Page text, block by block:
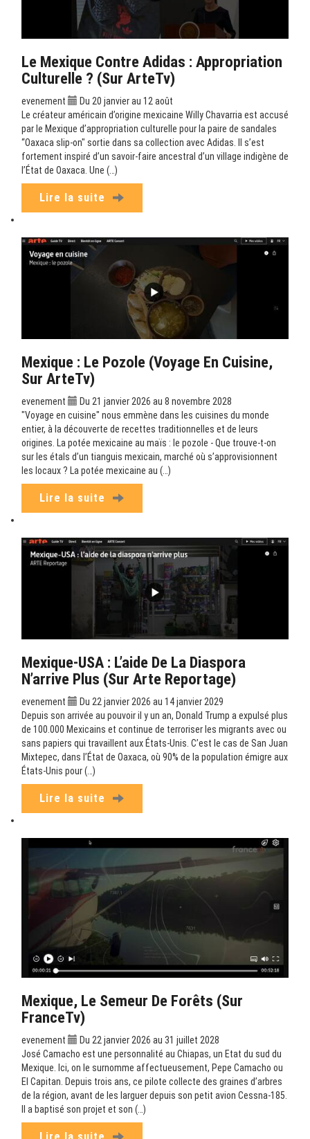
Le Mexique Contre Adidas : Appropriation
Culturelle ? (sur ArteTv)
evenement
Du 20 janvier au 12 août
Le créateur américain d’origine mexicaine Willy Chavarria est accusé
par le Mexique d’appropriation culturelle pour la paire de sandales
“Oaxaca slip-on" sortie dans sa collection avec Adidas. Il s’est
fortement inspiré d’un savoir-faire ancestral d’un village indigène de
l’État de Oaxaca. Une (…)
Lire la suite
Mexique : Le Pozole (Voyage En Cuisine,
Sur ArteTv)
evenement
Du 21 janvier 2026 au 8 novembre 2028
"Voyage en cuisine" nous emmène dans les cuisines du monde
entier, à la découverte de recettes traditionnelles et de leurs
origines. La potée mexicaine au maïs : le pozole - Que trouve-t-on
sur les étals d’un tianguis mexicain, marché où s’approvisionnent
les locaux ? La potée mexicaine au (…)
Lire la suite
Mexique-USA : L’aide De La Diaspora
N’arrive Plus (sur Arte Reportage)
evenement
Du 22 janvier 2026 au 14 janvier 2029
Depuis son arrivée au pouvoir il y un an, Donald Trump a expulsé plus
de 100.000 Mexicains et continue de terroriser les migrants avec ou
sans papiers qui travaillent aux États-Unis. C’est le cas de San Juan
Mixtepec, dans l’État de Oaxaca, où 90% de la population émigre aux
États-Unis pour (…)
Lire la suite
Mexique, Le Semeur De Forêts (sur
FranceTv)
evenement
Du 22 janvier 2026 au 31 juillet 2028
José Camacho est une personnalité au Chiapas, un Etat du sud du
Mexique. Ici, on le surnomme affectueusement, Pepe Camacho ou
El Capitan. Depuis trois ans, ce pilote collecte des graines d’arbres
de la région, avant de les larguer depuis son petit avion Cessna-185.
Il a baptisé son projet et son (…)